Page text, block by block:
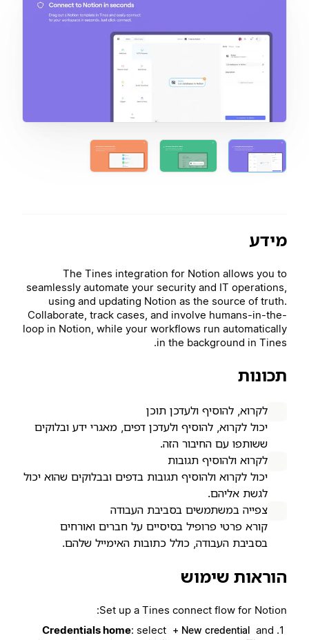
מידע
The Tines integration for Notion allows you to
seamlessly automate your security and IT operations,
using and updating Notion as the source of truth.
Collaborate, track cases, and involve humans-in-the-
loop in Notion, while your workflows run automatically
in the background in Tines.
תכונות
לקרוא, להוסיף ולעדכן תוכן
יכול לקרוא, להוסיף ולעדכן דפים, מאגרי ידע ובלוקים
ששותפו עם החיבור הזה.
לקרוא ולהוסיף תגובות
יכול לקרוא ולהוסיף תגובות בדפים ובבלוקים שהוא יכול
לגשת אליהם.
צפייה במשתמשים בסביבת העבודה
קורא פרטי פרופיל בסיסיים על חברים ואורחים
בסביבת העבודה, כולל כתובות האימייל שלהם.
הוראות שימוש
Set up a Tines connect flow for Notion:
Credentials home: select + New credential and